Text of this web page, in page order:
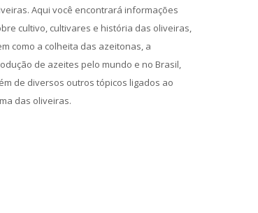
Aqui você encontrará informações
cultivo, cultivares e história das oliveiras,
como a colheita das azeitonas, a
de azeites pelo mundo e no Brasil,
de diversos outros tópicos ligados ao
das oliveiras.